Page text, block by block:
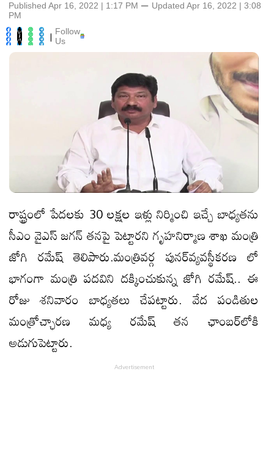
Published Apr 16, 2022 | 1:17 PM ⚊ Updated Apr 16, 2022 | 3:08
PM
| Follow
Us
రాష్ట్రంలో పేదలకు 30 లక్షల ఇళ్లు నిర్మించి ఇచ్చే బాధ్యతను
సీఎం వైఎస్‌ జగన్‌ తనపై పెట్టారని గృహనిర్మాణ శాఖ మంత్రి
జోగి రమేష్‌ తెలిపారు.మంత్రివర్గ పునర్‌వ్యవస్థీకరణ లో
భాగంగా మంత్రి పదవిని దక్కించుకున్న జోగి రమేష్‌.. ఈ
రోజు శనివారం బాధ్యతలు చేపట్టారు. వేద పండితుల
మంత్రోచ్ఛారణ మధ్య రమేష్‌ తన ఛాంబర్‌లోకి
అడుగుపెట్టారు.